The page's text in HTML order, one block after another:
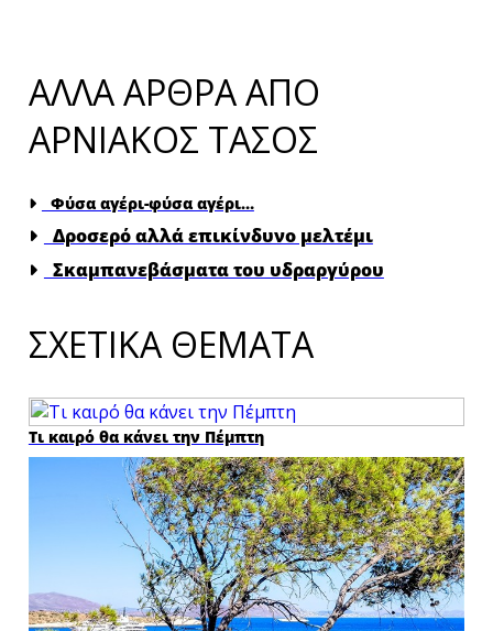
ΑΛΛΑ ΑΡΘΡΑ ΑΠΟ
ΑΡΝΙΑΚΟΣ ΤΑΣΟΣ
Φύσα αγέρι-φύσα αγέρι…
Δροσερό αλλά επικίνδυνο μελτέμι
Σκαμπανεβάσματα του υδραργύρου
ΣΧΕΤΙΚΑ ΘΕΜΑΤΑ
Τι καιρό θα κάνει την Πέμπτη